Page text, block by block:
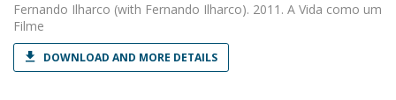
Fernando Ilharco (with Fernando Ilharco). 2011. A Vida como um
Filme
DOWNLOAD AND MORE DETAILS